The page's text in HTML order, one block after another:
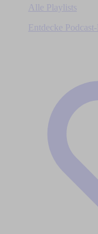
Alle Playlists
Entdecke